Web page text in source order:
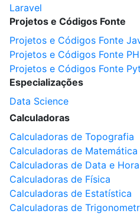
Laravel
Projetos e Códigos Fonte
Projetos e Códigos Fonte
Projetos e Códigos Fonte
Projetos e Códigos Fonte
Especializações
Data Science
Calculadoras
Calculadoras de Topografia
Calculadoras de Matemática
Calculadoras de Data e Hora
Calculadoras de Física
Calculadoras de Estatística
Calculadoras de